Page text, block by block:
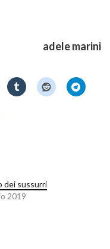
adele marini
dei sussurri
2019